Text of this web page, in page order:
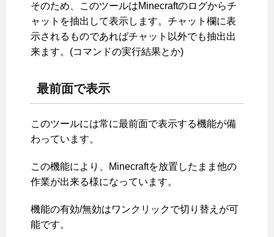
そのため、このツールはMinecraftのログからチ
ャットを抽出して表示します。チャット欄に表
示されるものであればチャット以外でも抽出出
来ます。(コマンドの実行結果とか)
最前面で表示
このツールには常に最前面で表示する機能が備
わっています。
この機能により、Minecraftを放置したまま他の
作業が出来る様になっています。
機能の有効/無効はワンクリックで切り替えが可
能です。